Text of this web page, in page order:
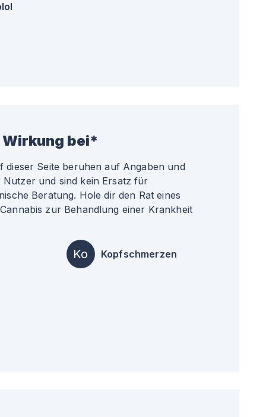
bei*
dieser Seite beruhen auf Angaben und
und sind kein Ersatz für
Beratung. Hole dir den Rat eines
zur Behandlung einer Krankheit
Ko Kopfschmerzen